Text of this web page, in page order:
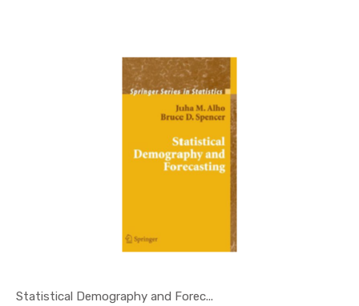
Statistical Demography and Forec...